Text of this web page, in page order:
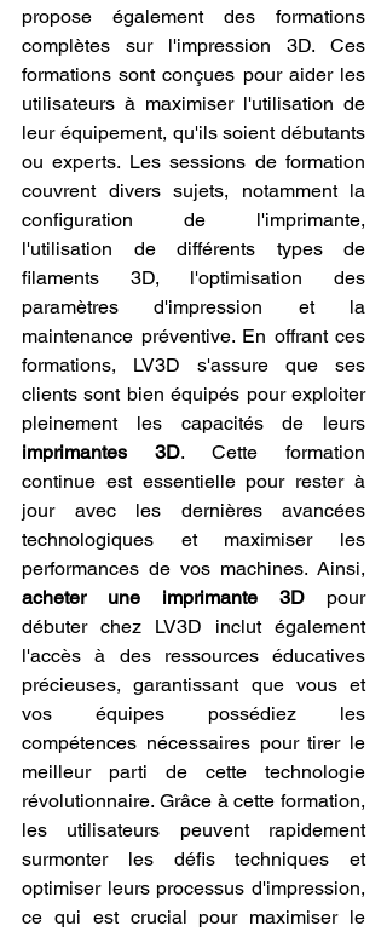
propose également des formations
complètes sur l'impression 3D. Ces
formations sont conçues pour aider les
utilisateurs à maximiser l'utilisation de
leur équipement, qu'ils soient débutants
ou experts. Les sessions de formation
couvrent divers sujets, notamment la
configuration de l'imprimante,
l'utilisation de différents types de
filaments 3D, l'optimisation des
paramètres d'impression et la
maintenance préventive. En offrant ces
formations, LV3D s'assure que ses
clients sont bien équipés pour exploiter
imprimantes 3D. Cette formation
continue est essentielle pour rester à
jour avec les dernières avancées
technologiques et maximiser les
acheter une imprimante 3D pour
débuter chez LV3D inclut également
l'accès à des ressources éducatives
précieuses, garantissant que vous et
vos équipes possédiez les
compétences nécessaires pour tirer le
meilleur parti de cette technologie
révolutionnaire. Grâce à cette formation,
les utilisateurs peuvent rapidement
surmonter les défis techniques et
optimiser leurs processus d'impression,
ce qui est crucial pour maximiser le